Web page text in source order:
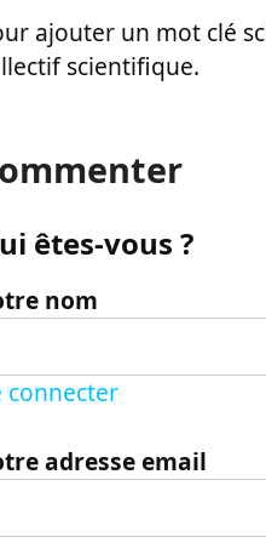
ajouter un mot clé
scientifique.
êtes-vous ?
nom
connecter
adresse email